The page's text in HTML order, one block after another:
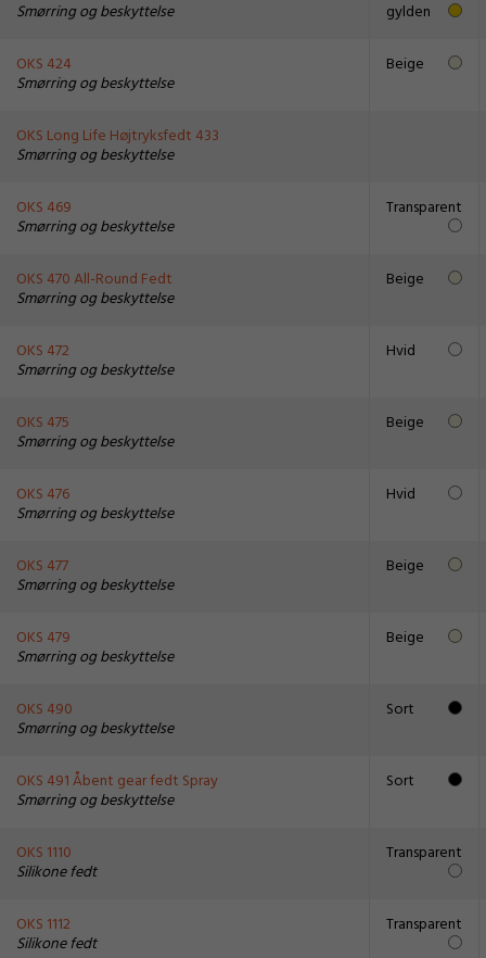
Smørring og beskyttelse gylden
OKS 424
Smørring og beskyttelse
Beige
OKS Long Life Højtryksfedt 433
Smørring og beskyttelse
OKS 469
Smørring og beskyttelse
Transparent
OKS 470 All-Round Fedt
Smørring og beskyttelse
Beige
OKS 472
Smørring og beskyttelse
Hvid
OKS 475
Smørring og beskyttelse
Beige
OKS 476
Smørring og beskyttelse
Hvid
OKS 477
Smørring og beskyttelse
Beige
OKS 479
Smørring og beskyttelse
Beige
OKS 490
Smørring og beskyttelse
Sort
OKS 491 Åbent gear fedt Spray
Smørring og beskyttelse
Sort
OKS 1110
Silikone fedt
Transparent
OKS 1112
Silikone fedt
Transparent